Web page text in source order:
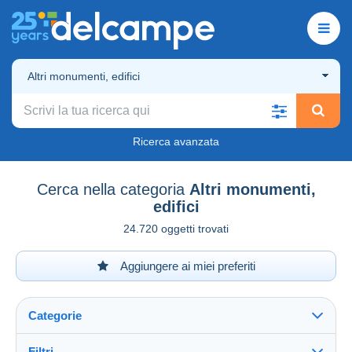
Altri monumenti, edifici
Ricerca avanzata
Cerca nella categoria Altri monumenti,
edifici
24.720 oggetti trovati
Aggiungere ai miei preferiti
Categorie